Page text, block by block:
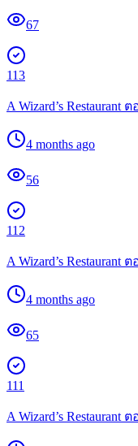
67
113
A Wizard’s Restaurant
4 months ago
56
112
A Wizard’s Restaurant
4 months ago
65
111
A Wizard’s Restaurant